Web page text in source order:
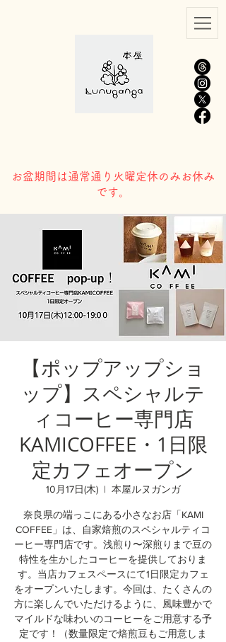
​お盆期間は通常通り火曜定休のみお休み
です。
【ポップアップショ
ップ】スペシャルテ
ィコーヒー専門店
KAMICOFFEE・1日限
定カフェオープン
10月17日(木)
  |
本屋ルヌガンガ
奈良県の端っこにある小さなお店「KAMI
COFFEE」は、自家焙煎のスペシャルティコ
ーヒー専門店です。浅煎り〜深煎りまで豆の
特性を生かしたコーヒーを提供しておりま
す。当店カフェスペースにて1日限定カフェ
をオープンいたします。今回は、たくさんの
方に楽しんでいただけるように、風味豊かで
マイルドな味わいのコーヒーをご用意する予
定です！（数量限定で焙煎豆もご用意しま